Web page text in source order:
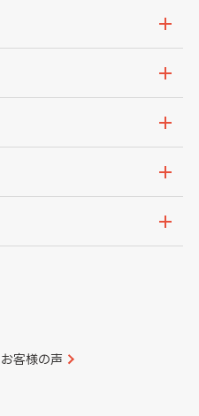
愛媛県
宮崎県
お客様の声